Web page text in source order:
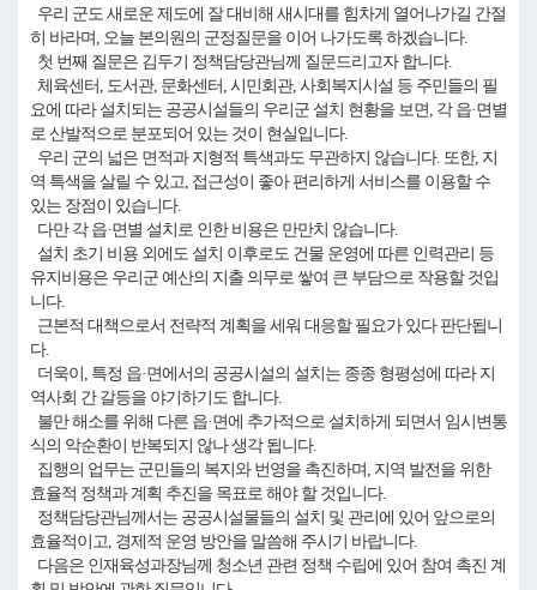
우리 군도 새로운 제도에 잘 대비해 새시대를 힘차게 열어나가길 간절
히 바라며, 오늘 본의원의 군정질문을 이어 나가도록 하겠습니다.
첫 번째 질문은 김두기 정책담당관님께 질문드리고자 합니다.
체육센터, 도서관, 문화센터, 시민회관, 사회복지시설 등 주민들의 필
요에 따라 설치되는 공공시설들의 우리군 설치 현황을 보면, 각 읍·면별
로 산발적으로 분포되어 있는 것이 현실입니다.
우리 군의 넓은 면적과 지형적 특색과도 무관하지 않습니다. 또한, 지
역 특색을 살릴 수 있고, 접근성이 좋아 편리하게 서비스를 이용할 수
있는 장점이 있습니다.
다만 각 읍·면별 설치로 인한 비용은 만만치 않습니다.
설치 초기 비용 외에도 설치 이후로도 건물 운영에 따른 인력관리 등
유지비용은 우리군 예산의 지출 의무로 쌓여 큰 부담으로 작용할 것입
니다.
근본적 대책으로서 전략적 계획을 세워 대응할 필요가 있다 판단됩니
다.
더욱이, 특정 읍·면에서의 공공시설의 설치는 종종 형평성에 따라 지
역사회 간 갈등을 야기하기도 합니다.
불만 해소를 위해 다른 읍·면에 추가적으로 설치하게 되면서 임시변통
식의 악순환이 반복되지 않나 생각 됩니다.
집행의 업무는 군민들의 복지와 번영을 촉진하며, 지역 발전을 위한
효율적 정책과 계획 추진을 목표로 해야 할 것입니다.
정책담당관님께서는 공공시설물들의 설치 및 관리에 있어 앞으로의
효율적이고, 경제적 운영 방안을 말씀해 주시기 바랍니다.
다음은 인재육성과장님께 청소년 관련 정책 수립에 있어 참여 촉진 계